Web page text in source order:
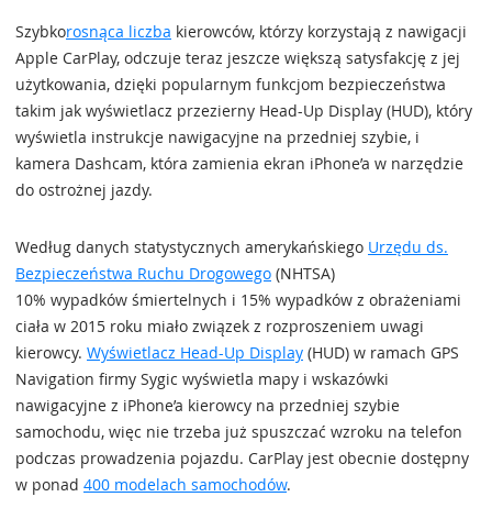
Szybkorosnąca liczba kierowców, którzy korzystają z nawigacji
Apple CarPlay, odczuje teraz jeszcze większą satysfakcję z jej
użytkowania, dzięki popularnym funkcjom bezpieczeństwa
takim jak wyświetlacz przezierny Head-Up Display (HUD), który
wyświetla instrukcje nawigacyjne na przedniej szybie, i
kamera Dashcam, która zamienia ekran iPhone’a w narzędzie
do ostrożnej jazdy.
Według danych statystycznych amerykańskiego Urzędu ds.
Bezpieczeństwa Ruchu Drogowego (NHTSA)
10% wypadków śmiertelnych i 15% wypadków z obrażeniami
ciała w 2015 roku miało związek z rozproszeniem uwagi
kierowcy. Wyświetlacz Head-Up Display (HUD) w ramach GPS
Navigation firmy Sygic wyświetla mapy i wskazówki
nawigacyjne z iPhone’a kierowcy na przedniej szybie
samochodu, więc nie trzeba już spuszczać wzroku na telefon
podczas prowadzenia pojazdu. CarPlay jest obecnie dostępny
w ponad 400 modelach samochodów.